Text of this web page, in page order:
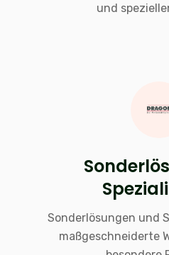
und
Sonderlösungen und
maßgeschneiderte